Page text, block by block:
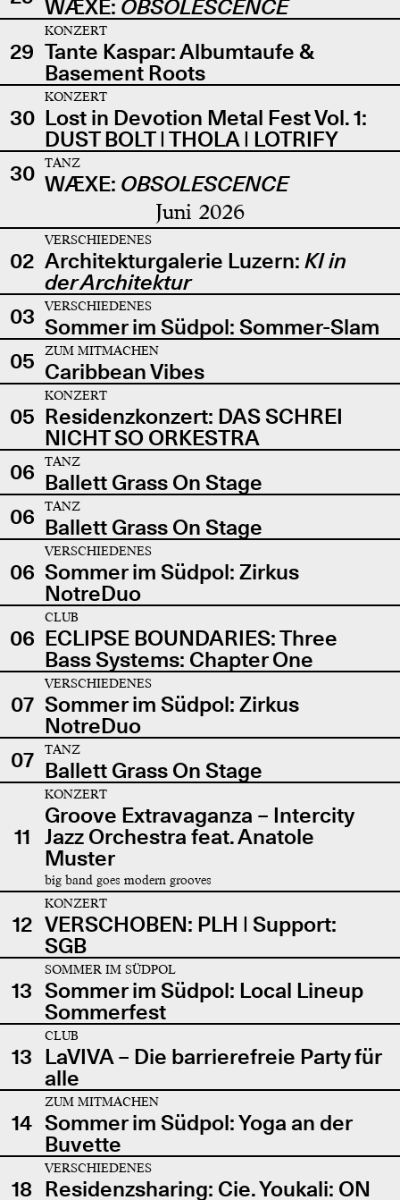
WÆXE: OBSOLESCENCE
29
KONZERT
Tante Kaspar: Albumtaufe &
Basement Roots
30
KONZERT
Lost in Devotion Metal Fest Vol. 1:
DUST BOLT | THOLA | LOTRIFY
30
TANZ
WÆXE: OBSOLESCENCE
Juni 2026
02
VERSCHIEDENES
Architekturgalerie Luzern: KI in
der Architektur
03
VERSCHIEDENES
Sommer im Südpol: Sommer-Slam
05
ZUM MITMACHEN
Caribbean Vibes
05
KONZERT
Residenzkonzert: DAS SCHREI
NICHT SO ORKESTRA
06
TANZ
Ballett Grass On Stage
06
TANZ
Ballett Grass On Stage
06
VERSCHIEDENES
Sommer im Südpol: Zirkus
NotreDuo
06
CLUB
ECLIPSE BOUNDARIES: Three
Bass Systems: Chapter One
07
VERSCHIEDENES
Sommer im Südpol: Zirkus
NotreDuo
07
TANZ
Ballett Grass On Stage
11
KONZERT
Groove Extravaganza – Intercity
Jazz Orchestra feat. Anatole
Muster
big band goes modern grooves
12
KONZERT
VERSCHOBEN: PLH | Support:
SGB
13
SOMMER IM SÜDPOL
Sommer im Südpol: Local Lineup
Sommerfest
13
CLUB
LaVIVA – Die barrierefreie Party für
alle
14
ZUM MITMACHEN
Sommer im Südpol: Yoga an der
Buvette
18
VERSCHIEDENES
Residenzsharing: Cie. Youkali: ON